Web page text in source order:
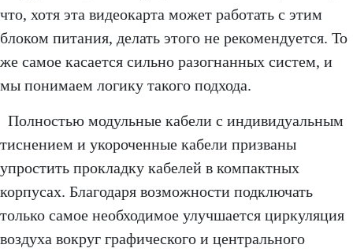
что, хотя эта видеокарта может работать с этим
блоком питания, делать этого не рекомендуется. То
же самое касается сильно разогнанных систем, и
мы понимаем логику такого подхода.
Полностью модульные кабели с индивидуальным
тиснением и укороченные кабели призваны
упростить прокладку кабелей в компактных
корпусах. Благодаря возможности подключать
только самое необходимое улучшается циркуляция
воздуха вокруг графического и центрального